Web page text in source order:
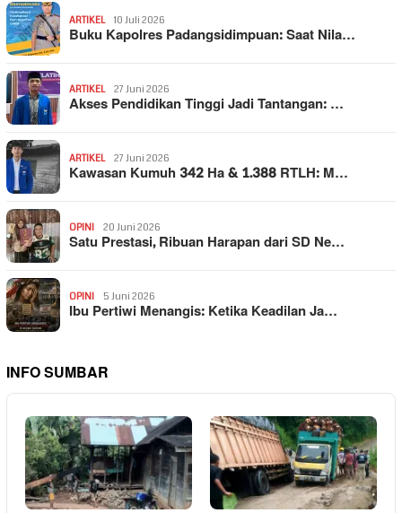
ARTIKEL 10 Juli 2026
Buku Kapolres Padangsidimpuan: Saat Nila…
ARTIKEL 27 Juni 2026
Akses Pendidikan Tinggi Jadi Tantangan: …
ARTIKEL 27 Juni 2026
Kawasan Kumuh 342 Ha & 1.388 RTLH: M…
OPINI 20 Juni 2026
Satu Prestasi, Ribuan Harapan dari SD Ne…
OPINI 5 Juni 2026
Ibu Pertiwi Menangis: Ketika Keadilan Ja…
INFO SUMBAR